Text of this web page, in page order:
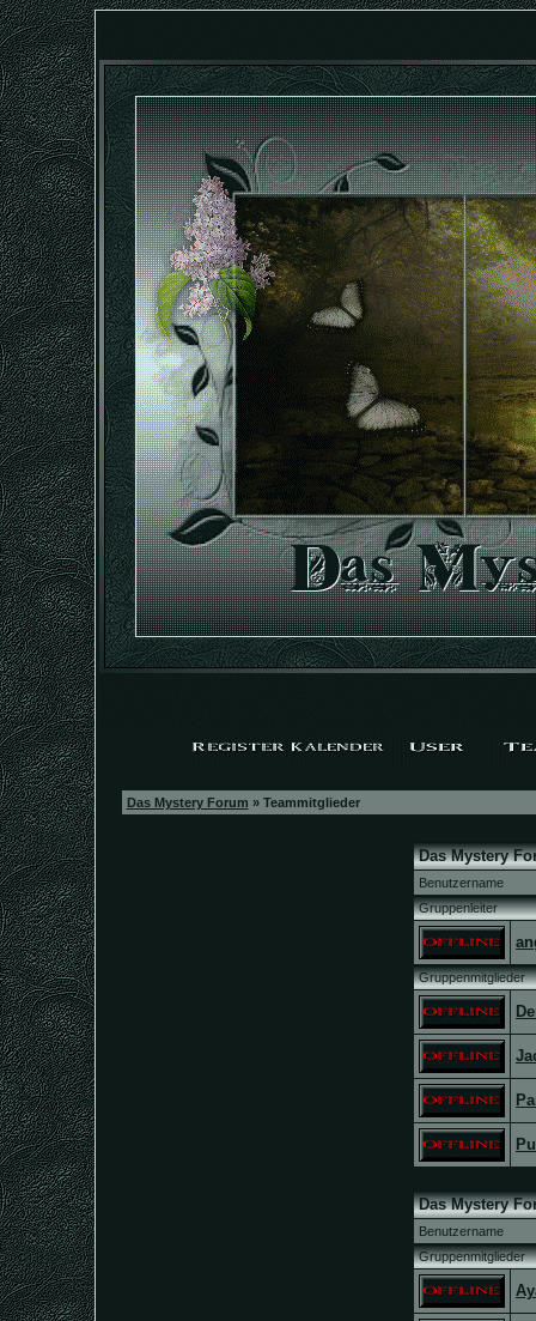
Das Mystery Forum » Teammitglieder
Das Mystery
Benutzername
Gruppenleiter
Gruppenmitglieder
Das Mystery
Benutzername
Gruppenmitglieder